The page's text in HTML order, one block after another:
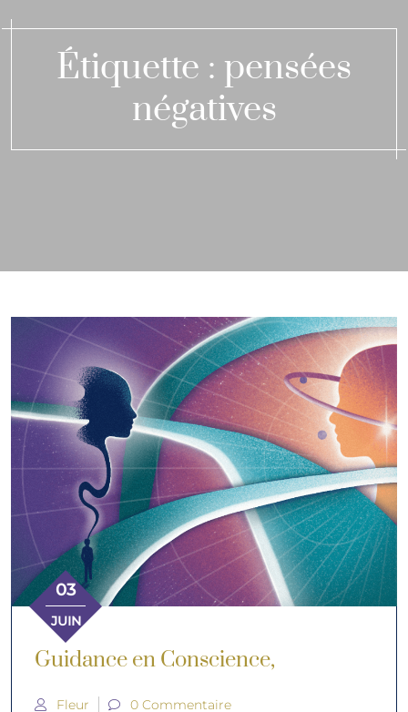
Étiquette : pensées
négatives
03
JUIN
Guidance en Conscience,
Fleur 0 Commentaire